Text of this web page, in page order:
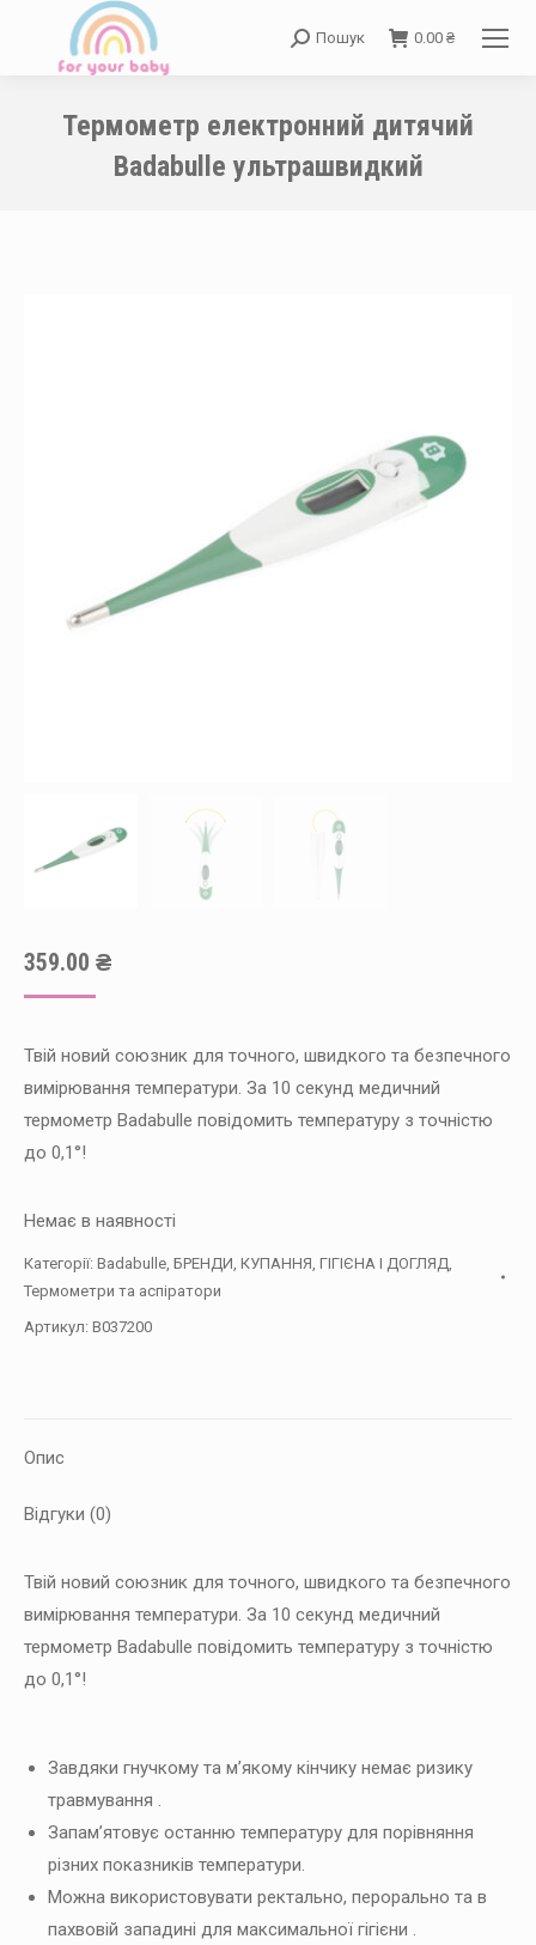
Search:
Пошук 0.00 ₴
Термометр електронний дитячий
Badabulle ультрашвидкий
359.00 ₴
Твій новий союзник для точного, швидкого та безпечного
вимірювання температури. За 10 секунд медичний
термометр Badabulle повідомить температуру з точністю
до 0,1°!
Немає в наявності
Категорії: Badabulle БРЕНДИ КУПАННЯ, ГІГІЄНА І ДОГЛЯД
Термометри та аспіратори
Артикул: B037200
Опис
Відгуки (0)
Твій новий союзник для точного, швидкого та безпечного
вимірювання температури. За 10 секунд медичний
термометр Badabulle повідомить температуру з точністю
до 0,1°!
Завдяки гнучкому та м’якому кінчику немає ризику
травмування .
Запам’ятовує останню температуру для порівняння
різних показників температури.
Можна використовувати ректально, перорально та в
пахвовій западині для максимальної гігієни .